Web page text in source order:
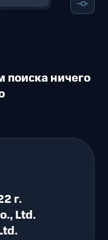
ничего
г.
Ltd.